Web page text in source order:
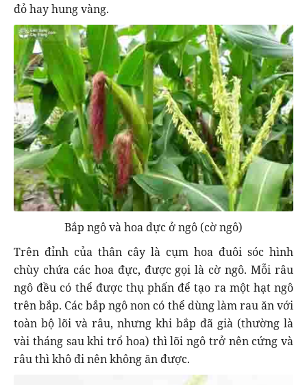
đỏ hay hung vàng.
Bắp ngô và hoa đực ở ngô (cờ ngô)
Trên đỉnh của thân cây là cụm hoa đuôi sóc hình
chùy chứa các hoa đực, được gọi là cờ ngô. Mỗi râu
ngô đều có thể được thụ phấn để tạo ra một hạt ngô
trên bắp. Các bắp ngô non có thể dùng làm rau ăn với
toàn bộ lõi và râu, nhưng khi bắp đã già (thường là
vài tháng sau khi trổ hoa) thì lõi ngô trở nên cứng và
râu thì khô đi nên không ăn được.